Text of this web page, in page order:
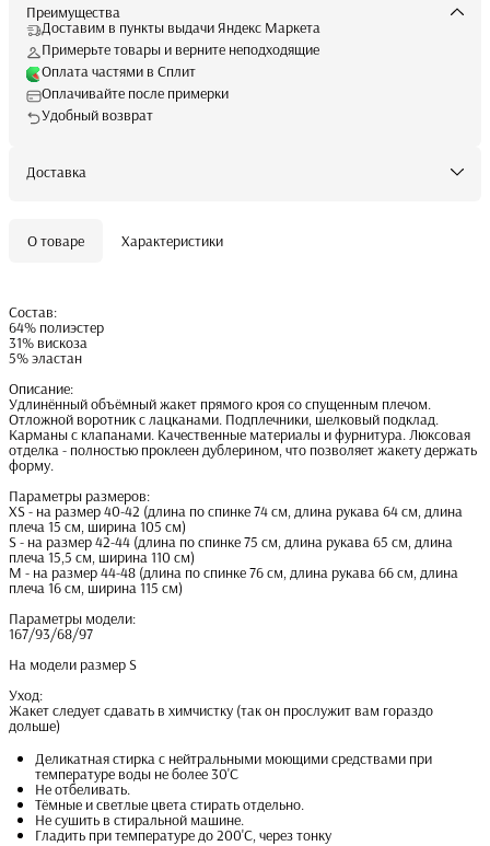
Преимущества
Доставим в пункты выдачи Яндекс Маркета
Примерьте товары и верните неподходящие
Оплата частями в Сплит
Оплачивайте после примерки
Удобный возврат
Доставка
О товаре Характеристики
Состав:
64% полиэстер
31% вискоза
5% эластан
Описание:
Удлинённый объёмный жакет прямого кроя со спущенным плечом.
Отложной воротник с лацканами. Подплечники, шелковый подклад.
Карманы с клапанами. Качественные материалы и фурнитура. Люксовая
отделка - полностью проклеен дублерином, что позволяет жакету держать
форму.
Параметры размеров:
XS - на размер 40-42 (длина по спинке 74 см, длина рукава 64 см, длина
плеча 15 см, ширина 105 см)
S - на размер 42-44 (длина по спинке 75 см, длина рукава 65 см, длина
плеча 15,5 см, ширина 110 см)
M - на размер 44-48 (длина по спинке 76 см, длина рукава 66 см, длина
плеча 16 см, ширина 115 см)
Параметры модели:
167/93/68/97
На модели размер S
Уход:
Жакет следует сдавать в химчистку (так он прослужит вам гораздо
дольше)
Деликатная стирка с нейтральными моющими средствами при
температуре воды не более 30'С
Не отбеливать.
Тёмные и светлые цвета стирать отдельно.
Не сушить в стиральной машине.
Гладить при температуре до 200'С, через тонку